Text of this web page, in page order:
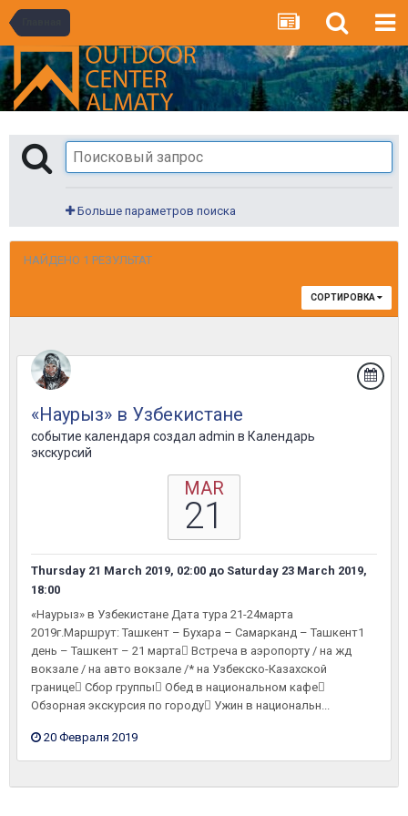
Больше параметров поиска
НАЙДЕНО 1 РЕЗУЛЬТАТ
СОРТИРОВКА
«Наурыз» в Узбекистане
событие календаря создал admin в Календарь
экскурсий
MAR
21
Thursday 21 March 2019, 02:00 до Saturday 23 March 2019,
18:00
«Наурыз» в Узбекистане Дата тура 21-24марта
2019г.Маршрут: Ташкент – Бухара – Самарканд – Ташкент1
день – Ташкент – 21 марта Встреча в аэропорту / на жд
вокзале / на авто вокзале /* на Узбекско-Казахской
границе Сбор группы Обед в национальном кафе
Обзорная экскурсия по городу Ужин в национальн...
20 Февраля 2019